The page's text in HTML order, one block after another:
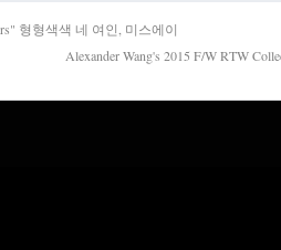
형형색색 네 여인, 미스에이
Alexander Wang's 2015 F/W RTW